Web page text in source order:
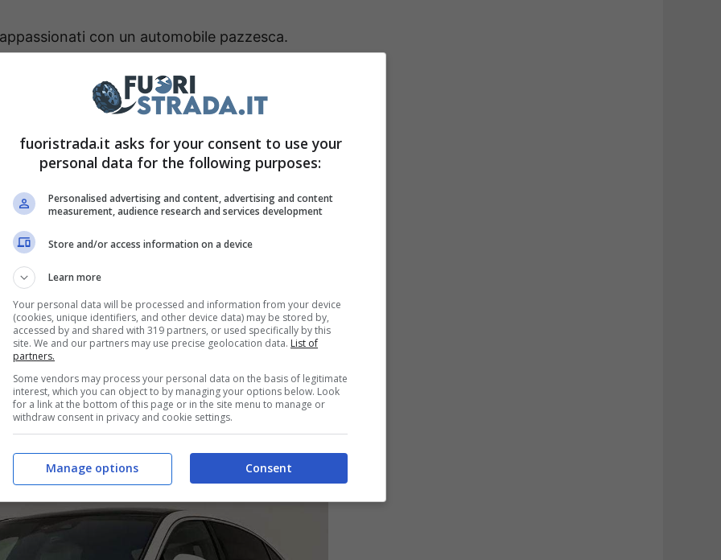
con un automobile pazzesca.
la Mercedes Classe S, dove il sistema
in autonomia, fino a 95 km/h
mette comodo il conducente che potrà
guardare un film, leggere il giornale, parlare al
S
e LiDAR – basati su principi fisici diversi,
Una navicella spaziale lussuosa e con tante
e 25 opzioni aggiuntive per gli
in pelle, tutto pensato per chi
veste sartoriale).E’ arrivato l’addio a un modello
fuoristrada.it asks for your consent to use your
personal data for the following purposes:
Personalised advertising and content, advertising and content
measurement, audience research and services development
Store and/or access information on a device
Learn more
Your personal data will be processed and information from your device
(cookies, unique identifiers, and other device data) may be stored by,
accessed by and shared with 319 partners, or used specifically by this
site. We and our partners may use precise geolocation data. List of
partners.
Some vendors may process your personal data on the basis of legitimate
interest, which you can object to by managing your options below. Look
for a link at the bottom of this page or in the site menu to manage or
withdraw consent in privacy and cookie settings.
Consent
Manage options